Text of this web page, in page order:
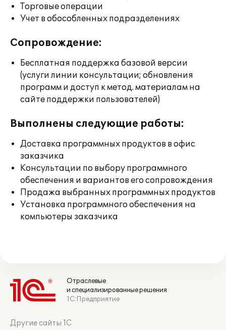
Торговые операции
Учет в обособленных подразделениях
Сопровождение:
Бесплатная поддержка базовой версии
(услуги линии консультации; обновления
программ и доступ к метод. материалам на
сайте поддержки пользователей)
Выполнены следующие работы:
Доставка программных продуктов в офис
заказчика
Консультации по выбору программного
обеспечения и вариантов его сопровождения
Продажа выбранных программных продуктов
Установка программного обеспечения на
компьютеры заказчика
Отраслевые
и специализированные решения
1С:Предприятие
Другие сайты 1С